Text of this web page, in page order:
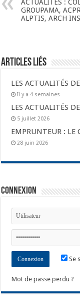
ACTUALITÉS :
GROUPAMA,
ALPTIS, ARCH
Articles liés
LES ACTUALITÉS
Il y a 4 semaines
LES ACTUALITÉS
5 juillet 2026
EMPRUNTEUR : LE
28 juin 2026
Connexion
Se
Mot de passe perdu ?